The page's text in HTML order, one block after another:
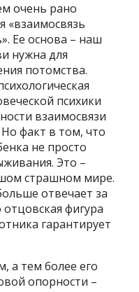
очень рано
«взаимосвязь
Ее основа – наш
нужна для
потомства.
психики
взаимосвязи
факт в том, что
не просто
Это –
страшном мире.
отвечает за
фигура
гарантирует
а тем более его
опорности –